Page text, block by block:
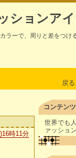
ションア
ラーで、周りと差をつけ
戻る
時11分
コンテンツ
世界でも
ァッショ